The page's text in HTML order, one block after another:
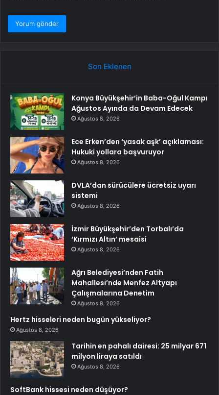
Son Eklenen
Konya Büyükşehir’in Baba-Oğul Kampı
Ağustos Ayında da Devam Edecek
Ağustos 8, 2026
Ece Erken’den ‘yasak aşk’ açıklaması:
Hukuki yollara başvuruyor
Ağustos 8, 2026
DVLA’dan sürücülere ücretsiz uyarı
sistemi
Ağustos 8, 2026
İzmir Büyükşehir’den Torbalı’da
‘Kırmızı Altın’ mesaisi
Ağustos 8, 2026
Ağrı Belediyesi’nden Fatih
Mahallesi’nde Menfez Altyapı
Çalışmalarına Denetim
Ağustos 8, 2026
Hertz hisseleri neden bugün yükseliyor?
Ağustos 8, 2026
Tarihin en pahalı dairesi: 25 milyar 671
milyon liraya satıldı
Ağustos 8, 2026
SoftBank hissesi neden düşüyor?